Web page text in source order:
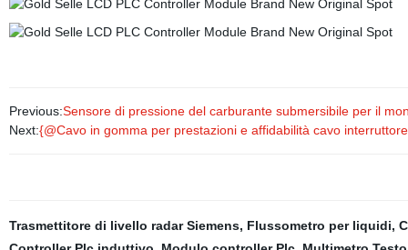
Previous:Sensore di pressione del carburante submersibile per il
Next:{@Cavo in gomma per prestazioni e affidabilità cavo
Trasmettitore di livello radar Siemens, Flussometro per liquidi,